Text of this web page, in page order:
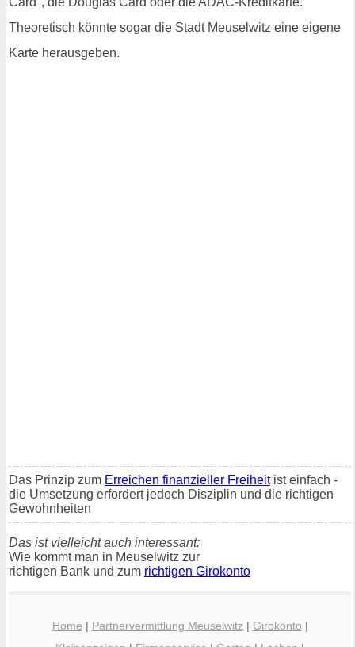
Theoretisch könnte sogar die Stadt Meuselwitz eine eigene
Karte herausgeben.
Das Prinzip zum Erreichen finanzieller Freiheitist einfach -
die Umsetzung erfordert jedoch Disziplin und die richtigen
Gewohnheiten
Das ist vielleicht auch interessant:
Wie kommt man in Meuselwitz zur
richtigen Bank und zum richtigen Girokonto
Home | Partnervermittlung Meuselwitz| Girokonto |